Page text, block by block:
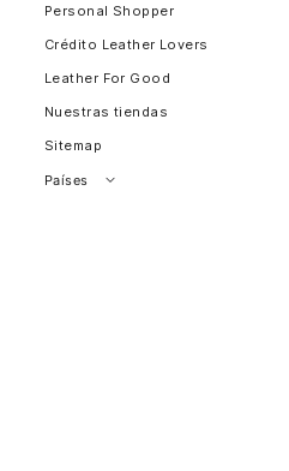
Personal Shopper
Crédito Leather Lovers
Leather For Good
Nuestras tiendas
Sitemap
Países